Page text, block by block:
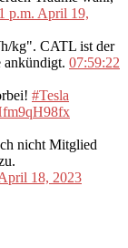
p.m. April 19,
kg". CATL ist der
ankündigt. 07:59:22
#Tesla
nicht Mitglied
18, 2023